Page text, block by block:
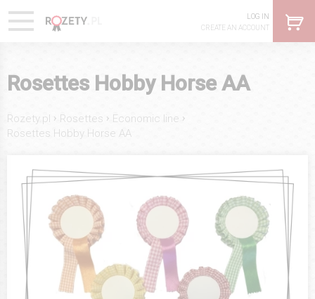
LOG IN
CREATE AN ACCOUNT
Rosettes Hobby Horse AA
Rozety.pl › Rosettes › Economic line ›
Rosettes Hobby Horse AA